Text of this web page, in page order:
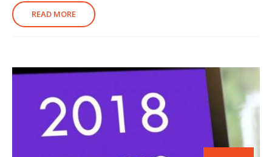
READ MORE